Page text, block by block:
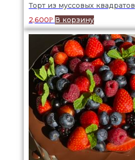
Торт из муссовых квадратов
2,600Р В корзину